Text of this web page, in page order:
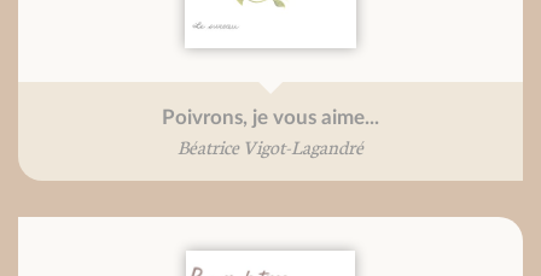
Poivrons, je vous aime...
Béatrice Vigot-Lagandré